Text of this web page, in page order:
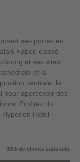
ses portes en
Faber, classé
et ses sites
et la
centrale, la
pour apercevoir des
Profitez du
Hotel
93% de clients satisfaits